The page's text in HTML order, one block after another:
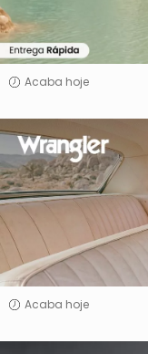
Acaba hoje
Wrangler
Acaba hoje